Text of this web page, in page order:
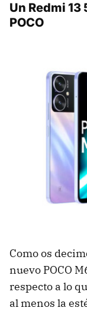
Un Redmi
POCO
Como os
nuevo POCO
respecto a lo
al menos la